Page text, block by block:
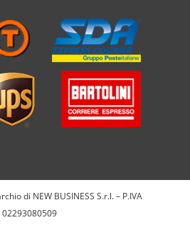
di NEW BUSINESS S.r.l. – P.IVA
02293080509